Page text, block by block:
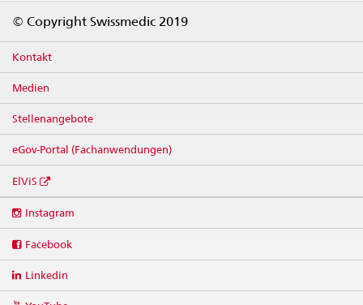
© Copyright Swissmedic 2019
Kontakt
Medien
Stellenangebote
eGov-Portal (Fachanwendungen)
ElViS
media
Instagram
Facebook
Linkedin